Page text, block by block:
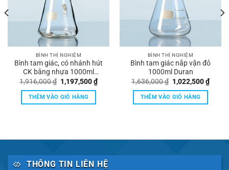
BÌNH THÍ NGHIỆM
Bình tam giác, có nhánh hút
CK bằng nhựa 1000ml
Duran
1,916,000₫ Giá
gốc
là:
1,916,000 ₫.
1,197,500₫Giá
hiện
1,197,500 ₫.
THÊM VÀO GIỎ HÀNG
BÌNH THÍ NGHIỆM
Bình tam giác nắp vặn đỏ
1000ml Duran
1,636,000₫ Giá
gốc
là:
1,636,000 ₫.
1,022,500₫Giá
hiện
THÊM VÀO GIỎ HÀNG
THÔNG TIN LIÊN HỆ